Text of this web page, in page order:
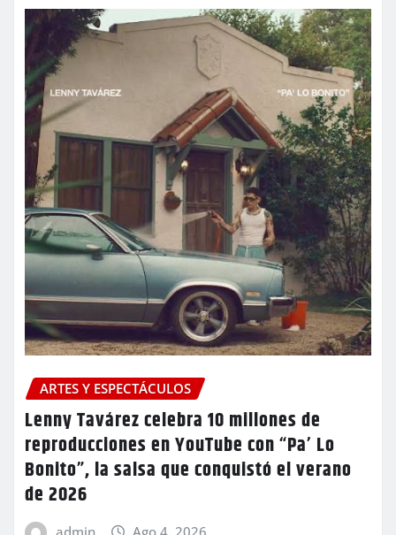
ARTES Y ESPECTÁCULOS
Lenny Tavárez celebra 10 millones de
reproducciones en YouTube con “Pa’ Lo
Bonito”, la salsa que conquistó el verano
de 2026
admin Ago 4, 2026